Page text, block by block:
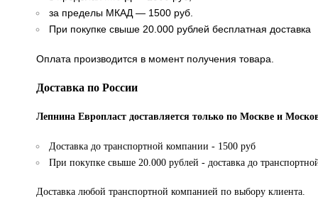
за пределы МКАД — 1500 руб.
При покупке свыше 20.000 рублей бесплатная доставка
Оплата производится в момент получения товара.
Доставка по России
Лепнина Европласт доставляется только по Москве и
Доставка до транспортной компании - 1500 руб
При покупке свыше 20.000 рублей - доставка до
Доставка любой транспортной компанией по выбору клиента.